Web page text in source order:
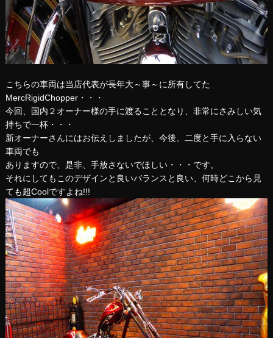
こちらの車両は当店代表が長年大～事～に所有してた
MercRigidChopper・・・
今回、国内２オーナー様の手に渡ることとなり、非常にさみしい気
持ちで一杯・・・
新オーナーさんにはお伝えしましたが、今後、二度と手に入らない
車両でも
ありますので、是非、手放さないでほしい・・・です。
それにしてもこのデザインと良いバランスと良い、何時どこから見
ても超Coolですよね!!!